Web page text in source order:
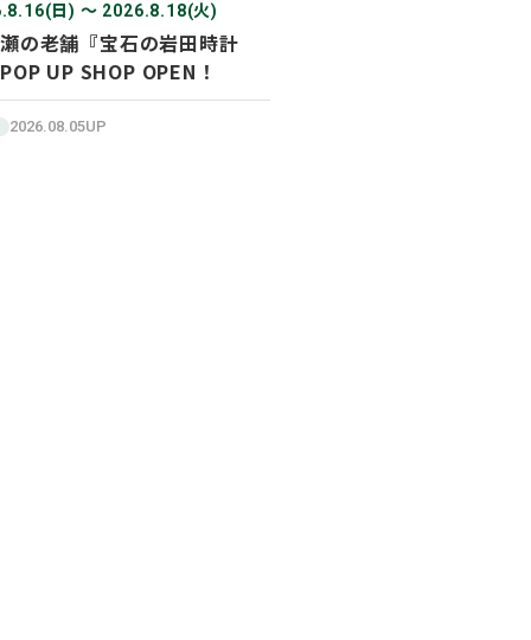
日) 〜 2026.8.18(火)
の老舗『宝石の岩田時計
UP SHOP OPEN！
2026.08.05UP